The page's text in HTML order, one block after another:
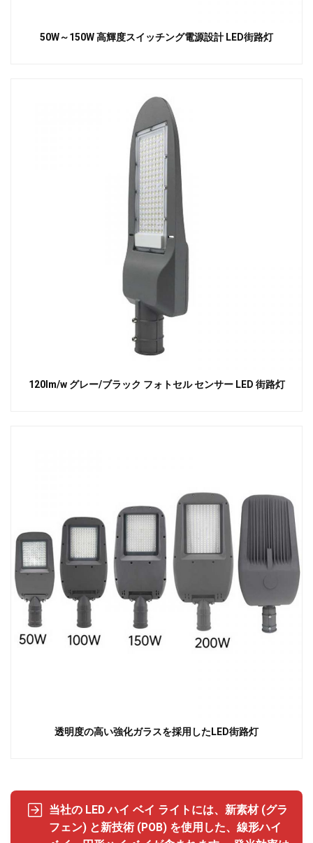
50W～150W 高輝度スイッチング電源設計 LED街路灯
120lm/w グレー/ブラック フォトセル センサー LED 街路灯
透明度の高い強化ガラスを採用したLED街路灯
当社の LED ハイ ベイ ライトには、新素材 (グラ
フェン) と新技術 (POB) を使用した、線形ハイ